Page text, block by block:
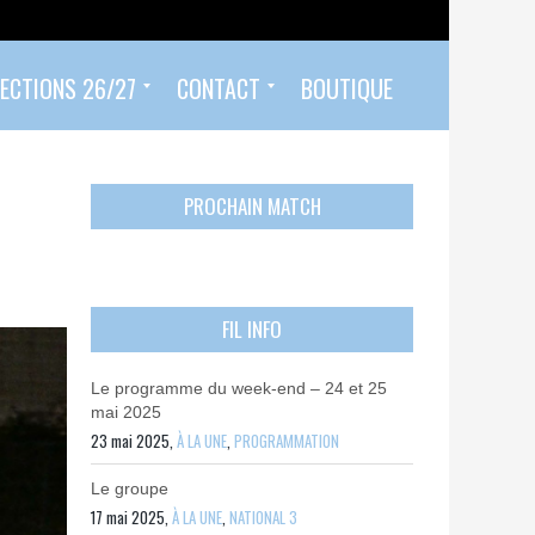
26/27 CONTACT BOUTIQUE
PROCHAIN MATCH
FIL INFO
Le programme du week-end – 24 et 25
mai 2025
23 mai 2025,À LA UNE,PROGRAMMATION
Le groupe
17 mai 2025,À LA UNE,NATIONAL 3